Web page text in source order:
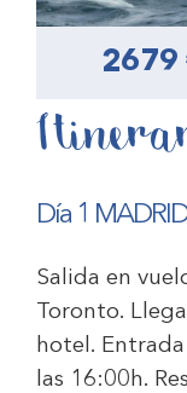
2679
Día 1
Salida en
Toronto.
hotel.
las 16:00h.